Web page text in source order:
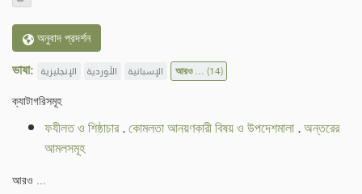
অনুবাদ প্রদর্শন
ভাষা: الإنجليزية الأوردية الإسبانية আরও ...(14)
ক্যাটাগরিসমূহ
ফযীলত ও শিষ্ঠাচার.কোমলতা আনয়ণকারী বিষয় ও উপদেশমালা.অন্তরের
আমলসমূহ
আরও ...